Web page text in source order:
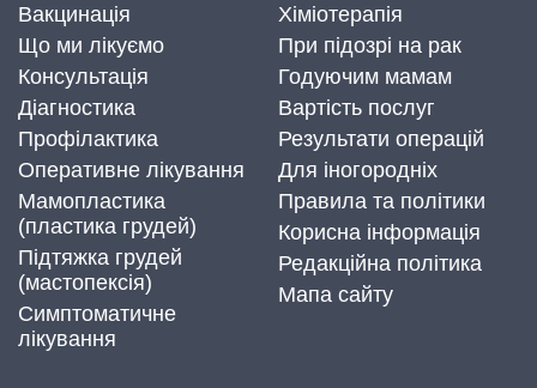
Вакцинація
Що ми лікуємо
Консультація
Діагностика
Профілактика
Оперативне лікування
Мамопластика
(пластика грудей)
Підтяжка грудей
(мастопексія)
Симптоматичне
лікування
Хіміотерапія
При підозрі на рак
Годуючим мамам
Вартість послуг
Результати операцій
Для іногородніх
Правила та політики
Корисна інформація
Редакційна політика
Мапа сайту